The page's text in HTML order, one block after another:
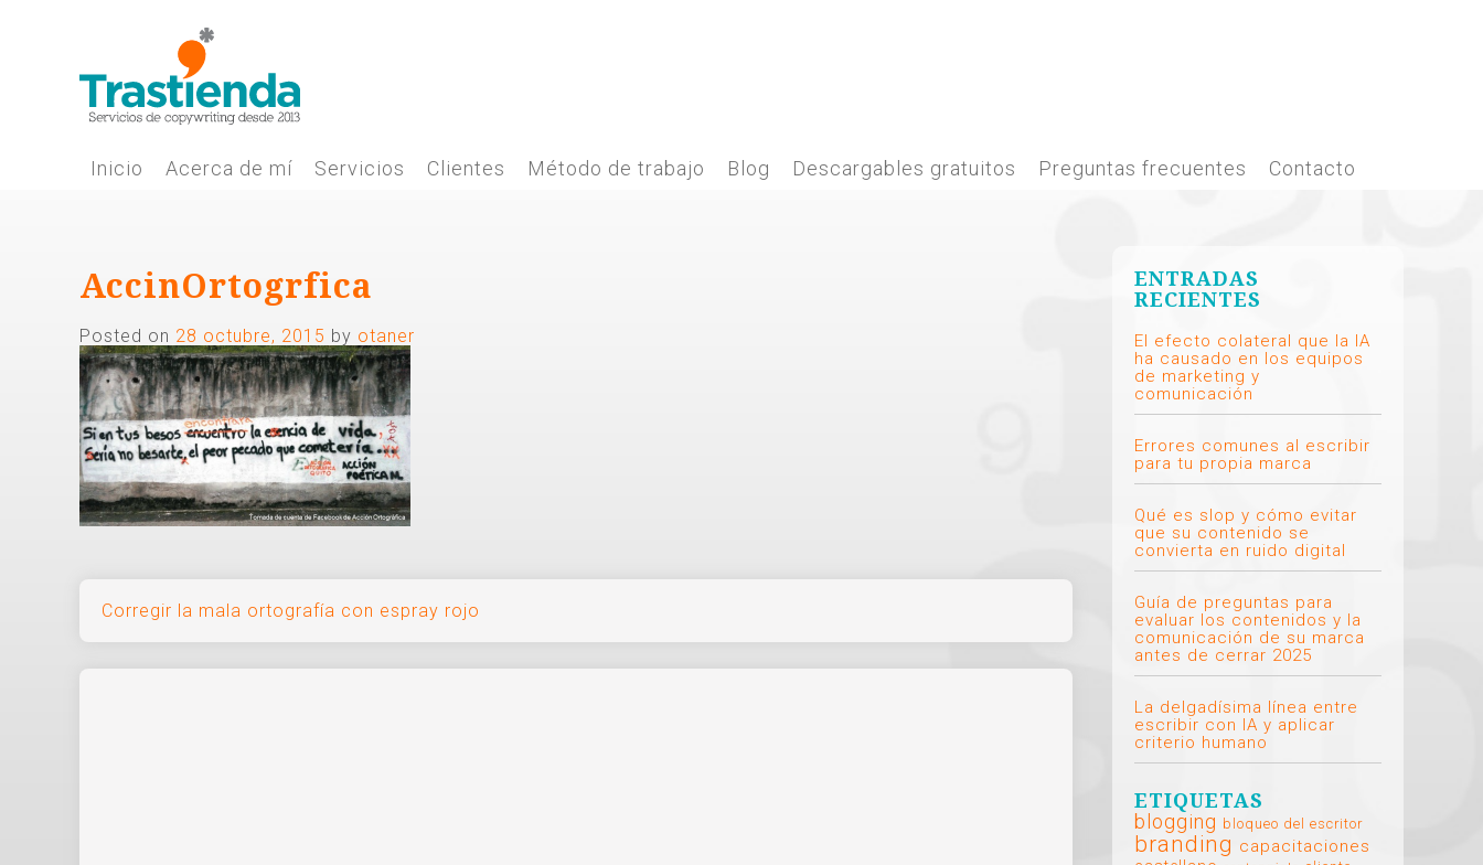
Inicio Acerca de mí Servicios Clientes Método de trabajo Blog Descargables gratuitos Preguntas frecuentes Contacto
AccinOrtogrfica
Posted on 28 octubre, 2015 by otaner
Navegación
de
Corregir la mala ortografía con espray rojo
ENTRADAS
RECIENTES
El efecto colateral que la IA
ha causado en los equipos
de marketing y
comunicación
Errores comunes al escribir
para tu propia marca
Qué es slop y cómo evitar
que su contenido se
convierta en ruido digital
Guía de preguntas para
evaluar los contenidos y la
comunicación de su marca
antes de cerrar 2025
La delgadísima línea entre
escribir con IA y aplicar
criterio humano
ETIQUETAS
blogging bloqueo del escritor
branding capacitaciones